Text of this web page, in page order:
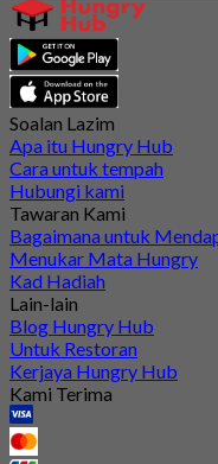
Soalan Lazim
Apa itu Hungry Hub
Cara untuk tempah
Hubungi kami
Tawaran Kami
Bagaimana untuk
Menukar Mata Hungry
Kad Hadiah
Lain-lain
Blog Hungry Hub
Untuk Restoran
Kerjaya Hungry Hub
Kami Terima